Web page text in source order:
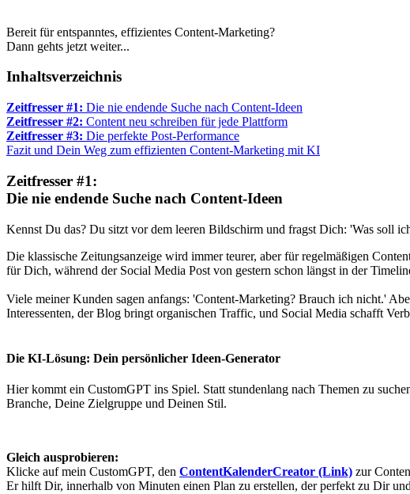
Bereit für entspanntes, effizientes Content-Marketing?
Dann gehts jetzt weiter...
Inhaltsverzeichnis
Zeitfresser #1: Die nie endende Suche nach Content-Ideen
Zeitfresser #2: Content neu schreiben für jede Plattform
Zeitfresser #3: Die perfekte Post-Performance
Fazit und Dein Weg zum effizienten Content-Marketing mit KI
Zeitfresser #1:
Die nie endende Suche nach Content-Ideen
Kennst Du das? Du sitzt vor dem leeren Bildschirm und fragst Dich: 'Was soll
Die klassische Zeitungsanzeige wird immer teurer, aber für regelmäßigen
für Dich, während der Social Media Post von gestern schon längst in der
Viele meiner Kunden sagen anfangs: 'Content-Marketing? Brauch ich nicht.'
Interessenten, der Blog bringt organischen Traffic, und Social Media schafft
Die KI-Lösung: Dein persönlicher Ideen-Generator
Hier kommt ein CustomGPT ins Spiel. Statt stundenlang nach Themen zu
Branche, Deine Zielgruppe und Deinen Stil.
Gleich ausprobieren:
Klicke auf mein CustomGPT, den ContentKalenderCreator (Link) zur
Er hilft Dir, innerhalb von Minuten einen Plan zu erstellen, der perfekt zu Dir